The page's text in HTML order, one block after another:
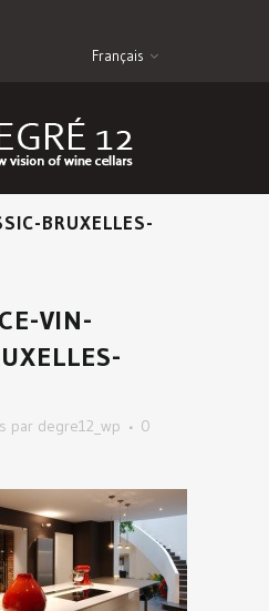
Français
BRUXELLES-
VIN-
par degre12_wp
0